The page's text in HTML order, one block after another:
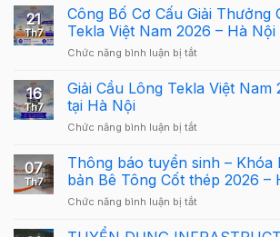
Tekla
Structures
Carbon
–
dẫn
Tekla
cho
người
21
Th7
Công Bố Cơ Cấu Giải Thưởng
Tekla Việt Nam 2026 – Hà Nội
Chức năng bình luận bị tắtở
Bố
Cơ
Giải
Giải
Cầu
Lông
Tekla
16
Th7
Giải Cầu Lông Tekla Việt
tại Hà Nội
Chức năng bình luận bị tắtở
Cầu
Lông
Tekla
Việt
2026
07
Th7
Thông báo tuyển sinh – Khóa
bản Bê Tông Cốt thép 2026 –
Chức năng bình luận bị tắtở
báo